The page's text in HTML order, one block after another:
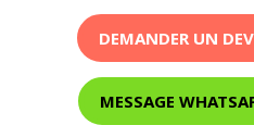
DEMANDER UN
MESSAGE